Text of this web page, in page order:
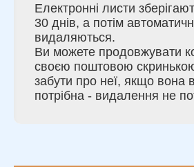
Електронні листи
30 днів, а потім
видаляються.
Ви можете продовжувати
своєю поштовою
забути про неї, якщо вона
потрібна - видалення не